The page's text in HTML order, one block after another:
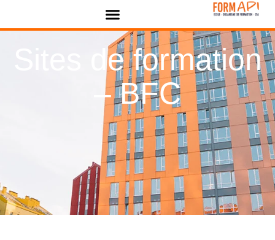
Sites de formation
– BFC
Panneau de gestion des cookies